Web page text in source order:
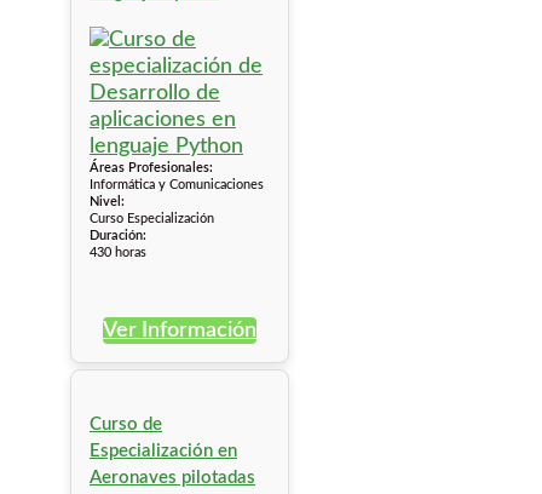
Áreas Profesionales:
Informática y Comunicaciones
Nivel:
Curso Especialización
Duración:
430 horas
Ver Información
Curso de
Especialización en
Aeronaves pilotadas